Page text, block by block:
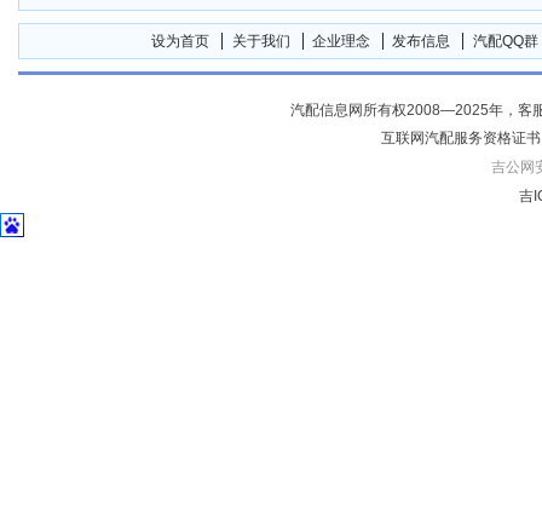
设为首页 关于我们 企业理念 发布信息 汽配QQ群
汽配信息网所有权2008—2025年，客
互联网汽配服务资格证
吉公网
吉